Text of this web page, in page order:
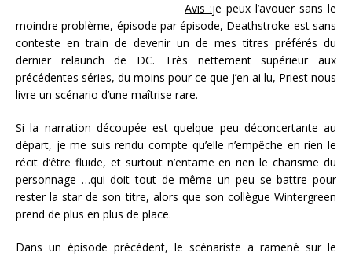
Avis :je peux l’avouer sans le
moindre problème, épisode par épisode, Deathstroke est sans
conteste en train de devenir un de mes titres préférés du
dernier relaunch de DC. Très nettement supérieur aux
précédentes séries, du moins pour ce que j’en ai lu, Priest nous
livre un scénario d’une maîtrise rare.
Si la narration découpée est quelque peu déconcertante au
départ, je me suis rendu compte qu’elle n’empêche en rien le
récit d’être fluide, et surtout n’entame en rien le charisme du
personnage …qui doit tout de même un peu se battre pour
rester la star de son titre, alors que son collègue Wintergreen
prend de plus en plus de place.
Dans un épisode précédent, le scénariste a ramené sur le